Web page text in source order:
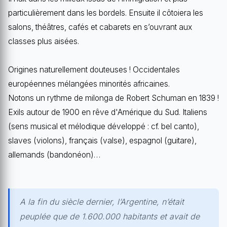
particulièrement dans les bordels. Ensuite il côtoiera les
salons, théâtres, cafés et cabarets en s’ouvrant aux
classes plus aisées.
Origines naturellement douteuses ! Occidentales
européennes mélangées minorités africaines.
Notons un rythme de milonga de Robert Schuman en 1839 !
Exils autour de 1900 en rêve d'Amérique du Sud. Italiens
(sens musical et mélodique développé : cf. bel canto),
slaves (violons), français (valse), espagnol (guitare),
allemands (bandonéon)…
A la fin du siècle dernier, l’Argentine, n’était
peuplée que de 1.600.000 habitants et avait de